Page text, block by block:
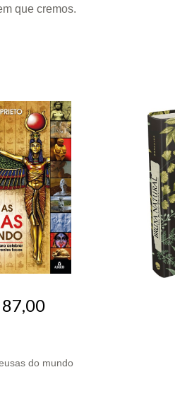
que cremos.
87,00
do mundo